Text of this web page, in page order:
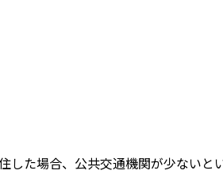
した場合、公共交通機関が少ないと